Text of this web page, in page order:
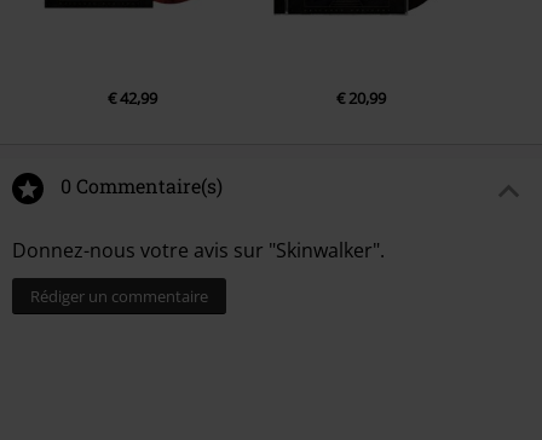
When The Fire Dies
3. Skinwalker
€ 42,99 € 20,99
0 Commentaire(s)
Donnez-nous votre avis sur "Skinwalker".
Rédiger un commentaire